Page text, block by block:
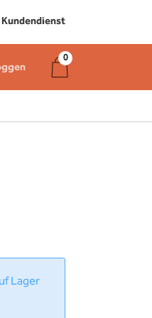
Kundendienst
Lager